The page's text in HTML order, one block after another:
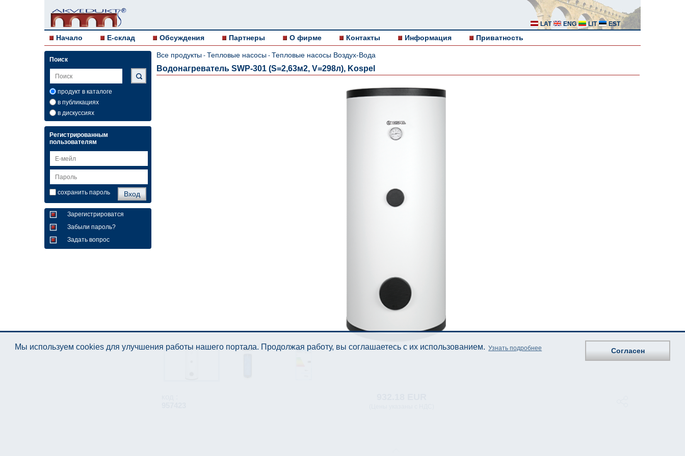
LAT ENG LIT EST
Начало E-склад Обсуждения Партнеры О фирме Контакты Информация Приватность
Поиск
продукт в каталоге
в публикациях
в дискуссиях
Регистрированным
пользователям
сохранить пароль
Зарегистрироватся
Забыли пароль?
Задать вопрос
Все продукты - Тепловые насосы - Тепловые насосы Воздух-Вода
Водонагреватель SWP-301 (S=2,63м2, V=298л), Kospel
Мы используем cookies для улучшения работы нашего портала. Продолжая работу, вы соглашаетесь с их использованием. Узнать подробнее Согласен